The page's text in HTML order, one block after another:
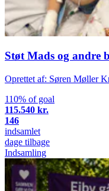
Støt Mads og andre
Oprettet af: Søren Møller
110% of goal
115.540 kr.
146
indsamlet
dage tilbage
Indsamling